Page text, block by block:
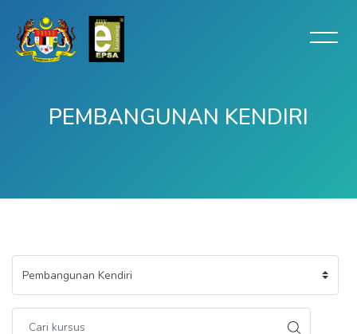
PEMBANGUNAN KENDIRI